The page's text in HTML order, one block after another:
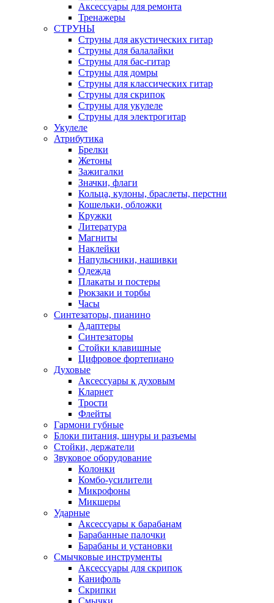
Аксессуары для ремонта
Тренажеры
СТРУНЫ
Струны для акустических гитар
Струны для балалайки
Струны для бас-гитар
Струны для домры
Струны для классических гитар
Струны для скрипок
Струны для укулеле
Струны для электрогитар
Укулеле
Атрибутика
Брелки
Жетоны
Зажигалки
Значки, флаги
Кольца, кулоны, браслеты, перстни
Кошельки, обложки
Кружки
Литература
Магниты
Наклейки
Напульсники, нашивки
Одежда
Плакаты и постеры
Рюкзаки и торбы
Часы
Синтезаторы, пианино
Адаптеры
Синтезаторы
Стойки клавишные
Цифровое фортепиано
Духовые
Аксессуары к духовым
Кларнет
Трости
Флейты
Гармони губные
Блоки питания, шнуры и разъемы
Стойки, держатели
Звуковое оборудование
Колонки
Комбо-усилители
Микрофоны
Микшеры
Ударные
Аксессуары к барабанам
Барабанные палочки
Барабаны и установки
Смычковые инструменты
Аксессуары для скрипок
Канифоль
Скрипки
Смычки